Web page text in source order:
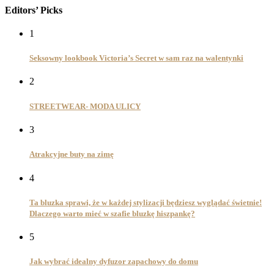
Editors’ Picks
1
Seksowny lookbook Victoria’s Secret w sam raz na walentynki
2
STREETWEAR- MODA ULICY
3
Atrakcyjne buty na zimę
4
Ta bluzka sprawi, że w każdej stylizacji będziesz wyglądać świetnie!
Dlaczego warto mieć w szafie bluzkę hiszpankę?
5
Jak wybrać idealny dyfuzor zapachowy do domu